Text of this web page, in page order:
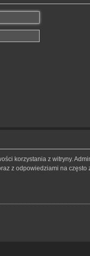
korzystania z witryny.
z odpowiedziami na